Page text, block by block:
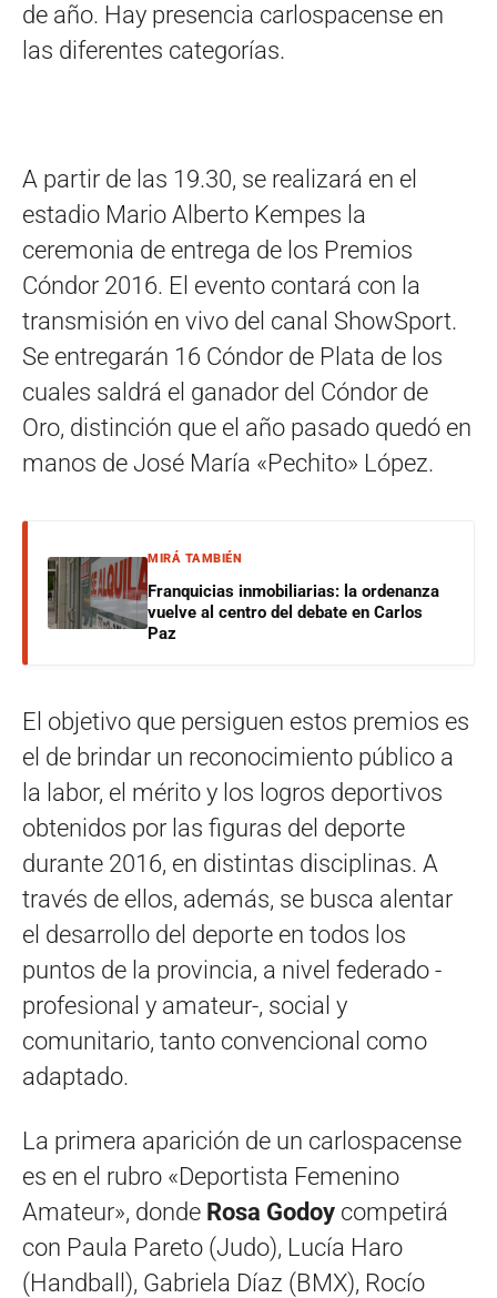
de año. Hay presencia carlospacense en
las diferentes categorías.
A partir de las 19.30, se realizará en el
estadio Mario Alberto Kempes la
ceremonia de entrega de los Premios
Cóndor 2016. El evento contará con la
transmisión en vivo del canal ShowSport.
Se entregarán 16 Cóndor de Plata de los
cuales saldrá el ganador del Cóndor de
Oro, distinción que el año pasado quedó en
manos de José María «Pechito» López.
MIRÁ TAMBIÉN
Franquicias inmobiliarias: la ordenanza
vuelve al centro del debate en Carlos
Paz
El objetivo que persiguen estos premios es
el de brindar un reconocimiento público a
la labor, el mérito y los logros deportivos
obtenidos por las figuras del deporte
durante 2016, en distintas disciplinas. A
través de ellos, además, se busca alentar
el desarrollo del deporte en todos los
puntos de la provincia, a nivel federado -
profesional y amateur-, social y
comunitario, tanto convencional como
adaptado.
La primera aparición de un carlospacense
es en el rubro «Deportista Femenino
Amateur», donde Rosa Godoy competirá
con Paula Pareto (Judo), Lucía Haro
(Handball), Gabriela Díaz (BMX), Rocío